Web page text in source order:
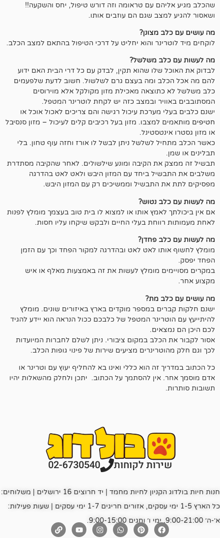
עם טראומה וזה דורש טיפול, יחס והשקעה!!
שגם הם עוזבים אותו.
מצונן?
והוא יחליט על דרכי הטיפול בהתאם למצב הכלב.
משלשל?
שלו שהוא תקין, לבדק עם כל דרי הבית האם ידוע
ומה בעצם גרם לשלשול. חשוב לדעת שלפעמים
מאכילת מזון מקולקל אלא מוירוסים
ובמצב כזה יש לקחת לוטרינר המטפל.
מערכת עיכול רגישה והם צריכים לאכול אוכל או
מזון בעל רכיבים קלים לעיכול – מזון סנסיבל
לשלשל ניתן לבשל לו אורז וחזה עוף טחון. בלי
הקיבה ומונע שילשולים. לאחר שהקיבה מסתדרת
ביחד עם המזון היבש ולאט לאט בהדרגה
התבשיל וממשיכים רק עם המזון היבש.
נטוש?
אותו או למצוא לו בית טוב בעצמך מומלץ לפנות
בעלי החיים ולבקש שיקחו עליו חסות.
פחדן?
לאט לאט ובהדרגה למקור הפחד וכך עם הזמן
מומלץ לעשות את זה באמצעות מאלף או איש
מת?
במספר מוקדים בארץ באיזורים שונים. מומלץ
המטפל של כלבכם ככול הנראה הוא יידע להגיד
במקום ציבורי. ניתן לשלם לחברות המיועדות
מציעים שירות של פינוי גופות הכלב.
זה הוא כללי ואינו בא להחליף יעוץ עם וטרינר או
להסתמך על הכתוב. יתכן ולחלק מהשאלות יהיו
לקוחות 02-6730540
חנות חיות בולדוג הקניון לחיות מחמד | יד חרוצים 16 ירושלים | משלוחים:
כל הארץ 1-5 ימי עסקים, אזורים חריגים 1-7 ימי עסקים | שעות פעילות: